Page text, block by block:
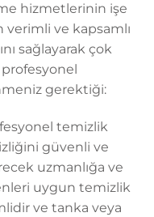
hizmetlerinin işe
verimli ve kapsamlı
sağlayarak çok
gerektiği:
temizlik
güvenli ve
uzmanlığa ve
uygun temizlik
ve tanka veya